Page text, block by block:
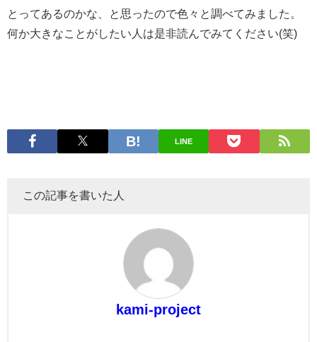
とってあるのかな、と思ったので色々と調べてみました。
何か大きなことがしたい人は是非読んでみてください(笑)
LINE
この記事を書いた人
kami-project